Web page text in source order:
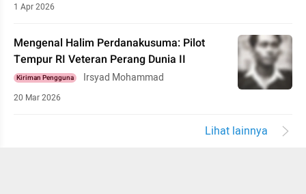
1 Apr 2026
Mengenal Halim Perdanakusuma: Pilot
Tempur RI Veteran Perang Dunia II
Kiriman Pengguna Irsyad Mohammad
20 Mar 2026
Lihat lainnya